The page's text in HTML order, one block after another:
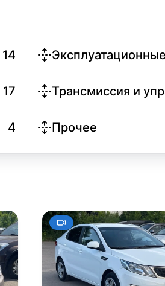
14
17 Трансмиссия и
4 Прочее